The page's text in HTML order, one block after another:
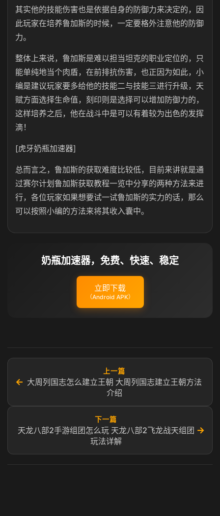
其实他的技能伤害也是依据自身的防御力来决定的，因
此玩家在培养鲁加斯的时候，一定要格外注意他的防御
力。
整体上来说，鲁加斯是难以担当坦克的职业定位的，只
能单纯地当个肉盾，在前排抗伤害，也正因为如此，小
编是建议玩家要多给他的技能二与技能三进行升级，天
赋方面选择生命值，刻印则是选择可以增加防御力的，
这样培养之后，他在战斗中是可以有着较为出色的发挥
滴！
[虎牙奶瓶加速器]
总而言之，鲁加斯的获取难度比较低，目前来讲就是通
过赛尔计划鲁加斯获取教程一览中分享的两种方法来进
行，各位玩家如果想要试一试鲁加斯的实力的话，那么
可以按照小编的方法来将其收入囊中。
奶瓶加速器，免费、快速、稳定
立即下载
（Android APK）
←
上一篇
大周列国志怎么建立王朝 大周列国志建立王朝方法
介绍
下一篇
天龙八部2手游组团怎么玩 天龙八部2飞龙战天组团
玩法详解
→